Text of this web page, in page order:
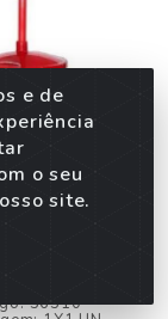
CANUDO
300ML
36510
e de
o seu
site.